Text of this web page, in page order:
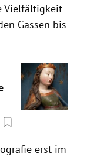
Vielfältigkeit
Gassen bis
erst im